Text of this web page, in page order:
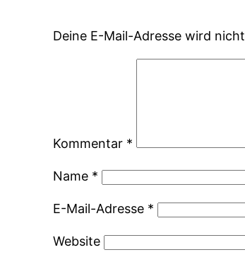
Deine E-Mail-Adresse wird
Kommentar *
Name *
E-Mail-Adresse *
Website